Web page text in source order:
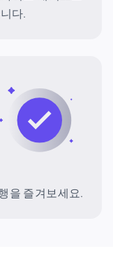
다.
을 즐겨보세요.